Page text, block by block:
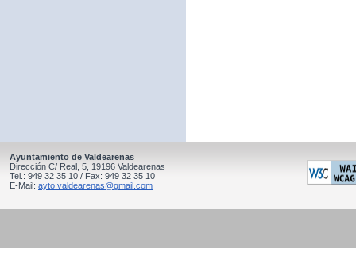
Ayuntamiento de Valdearenas
Dirección C/ Real, 5, 19196 Valdearenas
Tel.: 949 32 35 10 / Fax: 949 32 35 10
E-Mail: ayto.valdearenas@gmail.com